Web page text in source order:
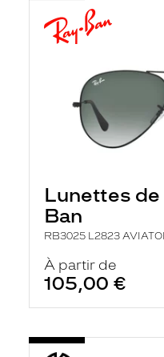
Lunettes de
Ban
RB3025 L2823
À partir de
105,00 €